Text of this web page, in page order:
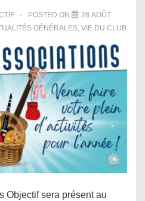
POSTED ON
28 AOÛT
GÉNÉRALES, VIE DU CLUB
Objectif sera présent au